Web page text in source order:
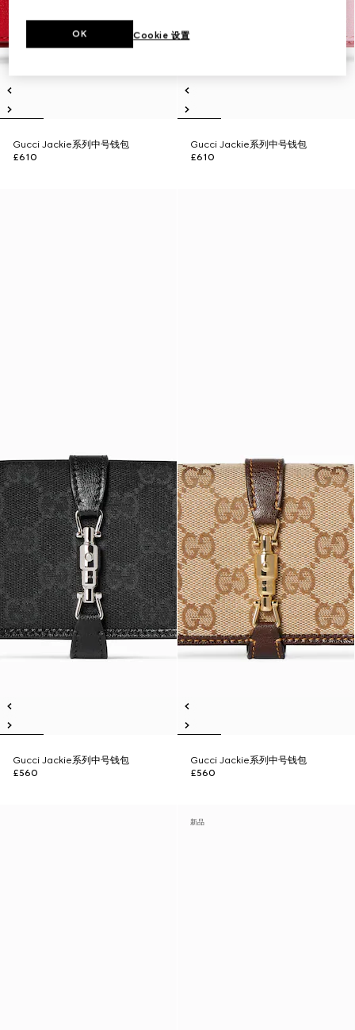
Gucci Jackie系列中号钱包
£610
Gucci Jackie系列中号钱包
£610
Gucci Jackie系列中号钱包
£560
Gucci Jackie系列中号钱包
£560
新品
Cookie 设置
OK